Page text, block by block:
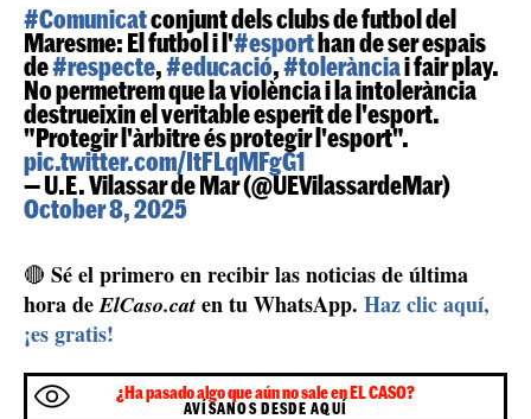
#Comunicatconjunt dels clubs de futbol del
Maresme: El futbol i l'#esport han de ser espais
de#respecte,#educació,#tolerànciai fair play.
No permetrem que la violència i la intolerància
destrueixin el veritable esperit de l'esport.
"Protegir l'àrbitre és protegir l'esport".
pic.twitter.com/ItFLqMFgG1
— U.E. Vilassar de Mar (@UEVilassardeMar)
October 8, 2025
🔴 Sé el primero en recibir las noticias de última
hora deElCaso.cat en tu WhatsApp. Haz clic aquí,
¡es gratis!
¿Ha pasado algo que aún no sale en EL CASO?
AVÍSANOS DESDE AQUÍ